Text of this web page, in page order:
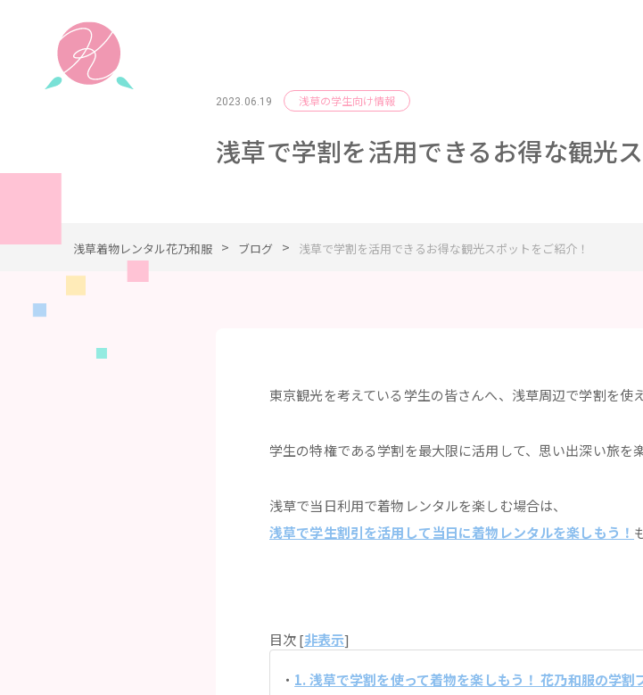
2023.06.19 浅草の学生向け情報
浅草で学割を活用できるお得な観光
浅草着物レンタル花乃和服 > ブログ > 浅草で学割を活用できるお得な観光スポットをご紹介！
東京観光を考えている学生の皆さんへ、浅草周辺で学割を使
学生の特権である学割を最大限に活用して、思い出深い旅を
浅草で当日利用で着物レンタルを楽しむ場合は、
浅草で学生割引を活用して当日に着物レンタルを楽しもう！
目次 [非表示]
1. 浅草で学割を使って着物を楽しもう！ 花乃和服の学割